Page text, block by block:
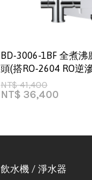
BD-3006-1BF 全煮
頭(搭RO-2604 RO逆
NT$41,400
NT$ 36,400
飲水機 / 淨水器